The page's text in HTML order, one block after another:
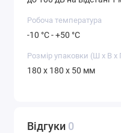
Робоча температура
-10 °C - +50 °C
Розмір упаковки (Ш х В х
180 x 180 x 50 мм
Відгуки 0